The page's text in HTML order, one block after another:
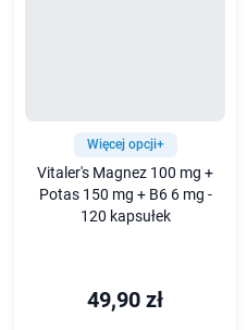
Więcej opcji+
Vitaler's Magnez 100 mg +
Potas 150 mg + B6 6 mg -
120 kapsułek
49,90 zł